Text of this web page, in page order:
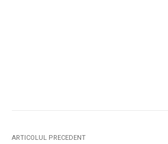
ARTICOLUL PRECEDENT